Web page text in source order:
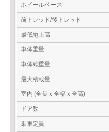
ホイールベース
前トレッド/後トレッド
最低地上高
車体重量
車体総重量
最大積載量
室内 (全長ｘ全幅ｘ全高)
ドア数
乗車定員